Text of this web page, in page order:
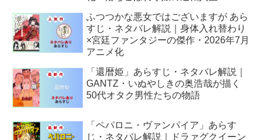
ふつつかな悪女ではございますが あら
すじ・ネタバレ解説｜身体入れ替わり
×宮廷ファンタジーの傑作・2026年7月
アニメ化
「還暦姫」あらすじ・ネタバレ解説｜
GANTZ・いぬやしきの奥浩哉が描く
50代オタク男性たちの物語
「ペパロニ・ヴァンパイア」あらす
じ・ネタバレ解説｜ドラァグクイーン